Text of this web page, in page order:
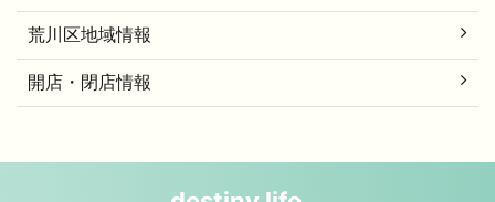
荒川区地域情報
開店・閉店情報